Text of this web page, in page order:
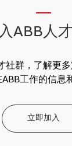
ABB人
社群，了解更
工作的信息
立即加入